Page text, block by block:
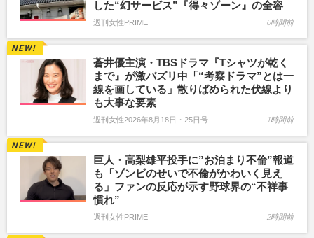
した“幻サービス”『得々ゾーン』の全容
週刊女性PRIME 0時間前
蒼井優主演・TBSドラマ『Tシャツが乾く
まで』が激バズリ中「“考察ドラマ”とは一
線を画している」散りばめられた伏線より
も大事な要素
週刊女性2026年8月18日・25日号 1時間前
巨人・高梨雄平投手に”お泊まり不倫”報道
も「ゾンビのせいで不倫がかわいく見え
る」ファンの反応が示す野球界の“不祥事
慣れ”
週刊女性PRIME 2時間前